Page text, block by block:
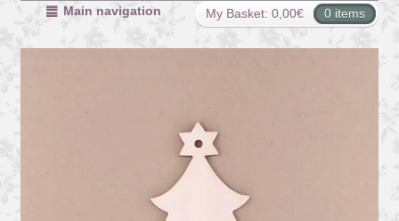
My Basket: 0,00€ 0 items
Main navigation